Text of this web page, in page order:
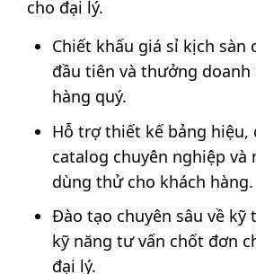
cho đại lý.
Chiết khấu giá sỉ kịch sàn
đầu tiên và thưởng doanh
hàng quý.
Hỗ trợ thiết kế bảng hiệu,
catalog chuyên nghiệp và
dùng thử cho khách hàng.
Đào tạo chuyên sâu về kỹ
kỹ năng tư vấn chốt đơn
đại lý.